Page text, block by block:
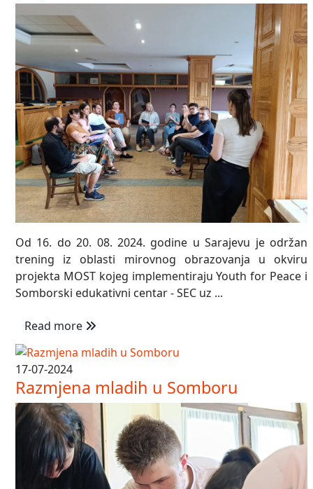
Od 16. do 20. 08. 2024. godine u Sarajevu je održan
trening iz oblasti mirovnog obrazovanja u okviru
projekta MOST kojeg implementiraju Youth for Peace i
Somborski edukativni centar - SEC uz ...
Read more
17-07-2024
Razmjena mladih u Somboru